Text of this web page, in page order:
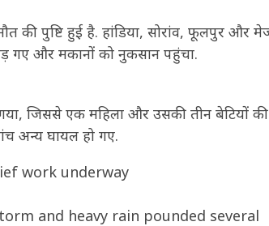
की पुष्टि हुई है. हांडिया, सोरांव, फूलपुर और
गए और मकानों को नुकसान पहुंचा.
जिससे एक महिला और उसकी तीन बेटियों की
अन्य घायल हो गए.
work underway
and heavy rain pounded several